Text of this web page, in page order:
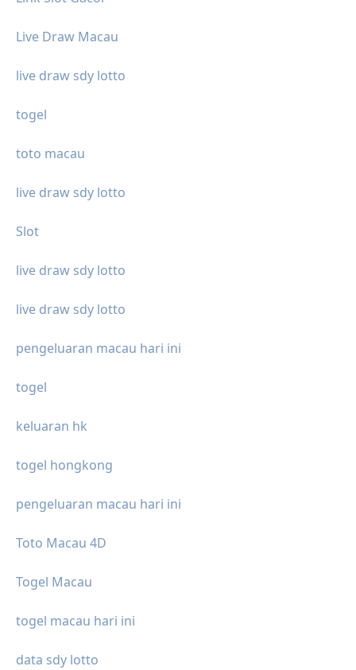
Live Draw Macau
live draw sdy lotto
togel
toto macau
live draw sdy lotto
Slot
live draw sdy lotto
live draw sdy lotto
pengeluaran macau hari ini
togel
keluaran hk
togel hongkong
pengeluaran macau hari ini
Toto Macau 4D
Togel Macau
togel macau hari ini
data sdy lotto